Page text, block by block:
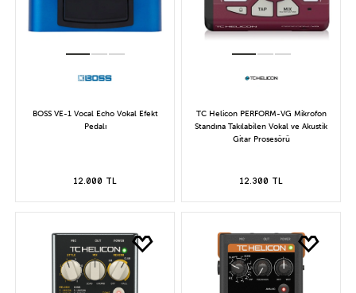
BOSS VE-1 Vocal Echo Vokal Efekt
Pedalı
12.000 TL
TC Helicon PERFORM-VG Mikrofon
Standına Takılabilen Vokal ve Akustik
Gitar Prosesörü
12.300 TL